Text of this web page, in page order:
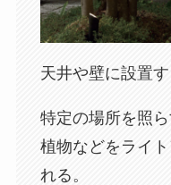
天井や壁に設置す
特定の場所を照
植物などをライ
れる。